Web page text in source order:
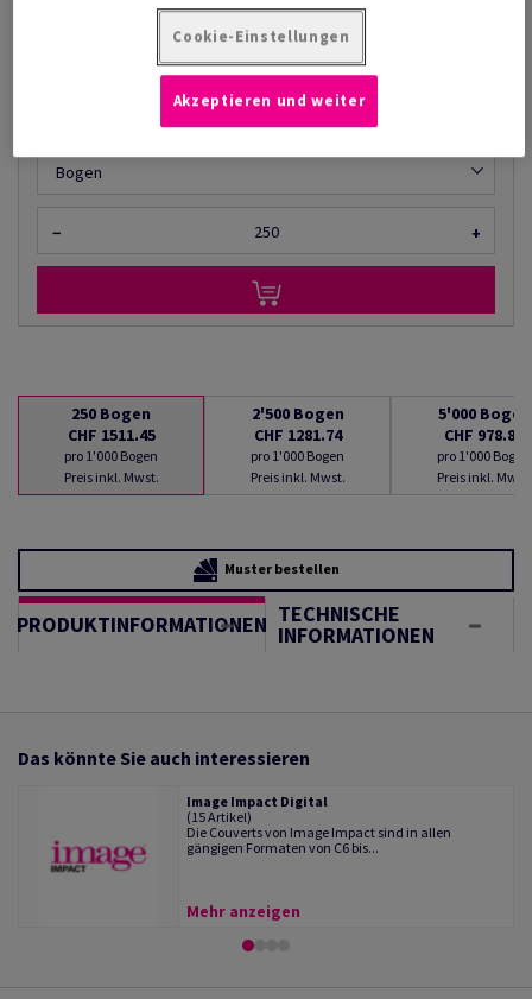
LIEFERBAR AB 11/08/2026
Mengenumrechner
Bogen
− +
250 Bogen
CHF 1511.45
pro 1'000 Bogen
Preis inkl. Mwst.
2'500 Bogen
CHF 1281.74
pro 1'000 Bogen
Preis inkl. Mwst.
5'000 Bogen
CHF 978.85
pro 1'000 Bogen
Preis inkl. Mwst.
Muster bestellen
PRODUKTINFORMATIONEN TECHNISCHE
INFORMATIONEN
Das könnte Sie auch interessieren
Image Impact Digital
(15 Artikel)
Die Couverts von Image Impact sind in allen
gängigen Formaten von C6 bis...
Mehr anzeigen
Cookie-Einstellungen
Akzeptieren und weiter